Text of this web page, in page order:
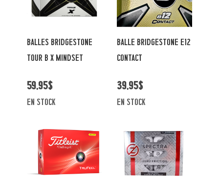
BALLES BRIDGESTONE
TOUR B X MINDSET
59,95$
en stock
BALLE BRIDGESTONE E12
CONTACT
39,95$
en stock